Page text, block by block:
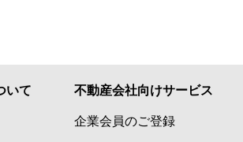
いて 不動産会社向けサービス
企業会員のご登録